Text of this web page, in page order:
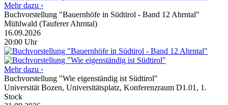
Mehr dazu ›
Buchvorstellung "Bauernhöfe in Südtirol - Band 12 Ahrntal"
Mühlwald (Tauferer Ahrntal)
16.09.2026
20:00 Uhr
Mehr dazu ›
Buchvorstellung "Wie eigenständig ist Südtirol"
Universität Bozen, Universitätsplatz, Konferenzraum D1.01, 1.
Stock